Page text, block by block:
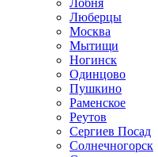
Лобня
Люберцы
Москва
Мытищи
Ногинск
Одинцово
Пушкино
Раменское
Реутов
Сергиев Посад
Солнечногорск